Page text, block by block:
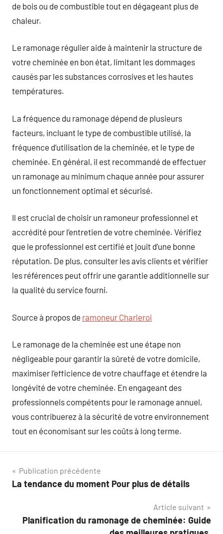
de bois ou de combustible tout en dégageant plus de
chaleur.
Le ramonage régulier aide à maintenir la structure de
votre cheminée en bon état, limitant les dommages
causés par les substances corrosives et les hautes
températures.
La fréquence du ramonage dépend de plusieurs
facteurs, incluant le type de combustible utilisé, la
fréquence d’utilisation de la cheminée, et le type de
cheminée. En général, il est recommandé de effectuer
un ramonage au minimum chaque année pour assurer
un fonctionnement optimal et sécurisé.
Il est crucial de choisir un ramoneur professionnel et
accrédité pour l’entretien de votre cheminée. Vérifiez
que le professionnel est certifié et jouit d’une bonne
réputation. De plus, consulter les avis clients et vérifier
les références peut offrir une garantie additionnelle sur
la qualité du service fourni.
Source à propos de ramoneur Charleroi
Le ramonage de la cheminée est une étape non
négligeable pour garantir la sûreté de votre domicile,
maximiser l’efficience de votre chauffage et étendre la
longévité de votre cheminée. En engageant des
professionnels compétents pour le ramonage annuel,
vous contribuerez à la sécurité de votre environnement
tout en économisant sur les coûts à long terme.
Navigation
de
Publication précédente
La tendance du moment Pour plus de détails
Article suivant
Planification du ramonage de cheminée: Guide